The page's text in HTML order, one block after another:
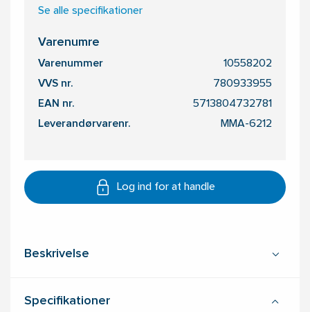
Se alle specifikationer
Varenumre
Varenummer 10558202
VVS nr. 780933955
EAN nr. 5713804732781
Leverandørvarenr. MMA-6212
Log ind for at handle
Beskrivelse
Specifikationer